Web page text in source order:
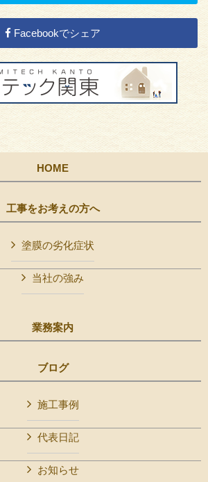
Facebookでシェア
HOME
工事をお考えの方へ
塗膜の劣化症状
当社の強み
業務案内
ブログ
施工事例
代表日記
お知らせ